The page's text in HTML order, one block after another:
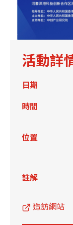
活動詳
日期
時間
位置
註解
造訪網站